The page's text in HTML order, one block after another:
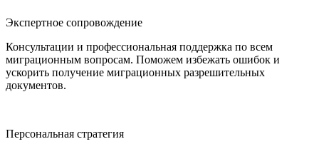
Экспертное сопровождение
Консультации и профессиональная поддержка по всем
миграционным вопросам. Поможем избежать ошибок и
ускорить получение миграционных разрешительных
документов.
Персональная стратегия